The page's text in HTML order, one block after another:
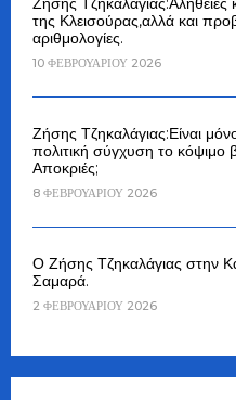
της Κλεισούρας,αλλά και
αριθμολογίες.
10 ΦΕΒΡΟΥΑΡΊΟΥ 2026
Ζήσης Τζηκαλάγιας:Είναι
πολιτική σύγχυση το κόψιμο
Αποκριές;
8 ΦΕΒΡΟΥΑΡΊΟΥ 2026
Ο Ζήσης Τζηκαλάγιας στην
Σαμαρά.
2 ΦΕΒΡΟΥΑΡΊΟΥ 2026